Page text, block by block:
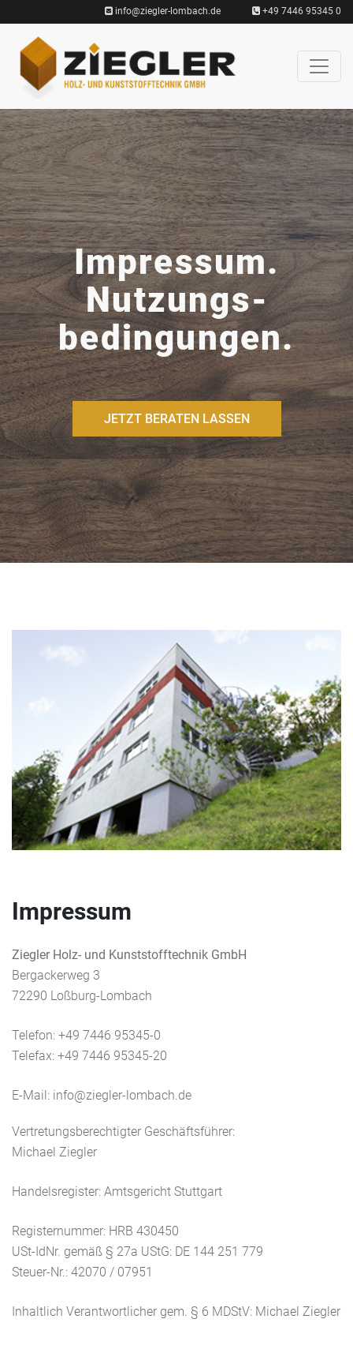
info@ziegler-lombach.de +49 7446 95345 0
Impressum.
Nutzungs­
bedingungen.
JETZT BERATEN LASSEN
Impressum
Ziegler Holz- und Kunststofftechnik GmbH
Bergackerweg 3
72290 Loßburg-Lombach
Telefon: +49 7446 95345-0
Telefax: +49 7446 95345-20
E-Mail: info@ziegler-lombach.de
Vertretungsberechtigter Geschäftsführer:
Michael Ziegler
Handelsregister: Amtsgericht Stuttgart
Registernummer: HRB 430450
USt-IdNr. gemäß § 27a UStG: DE 144 251 779
Steuer-Nr.: 42070 / 07951
Inhaltlich Verantwortlicher gem. § 6 MDStV: Michael Ziegler